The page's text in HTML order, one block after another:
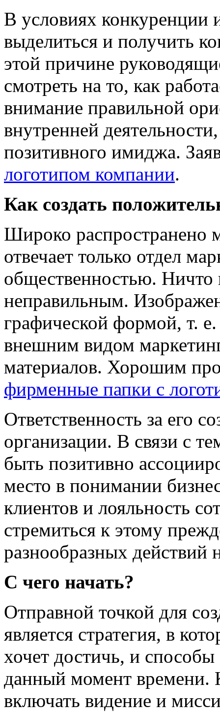
В условиях конкуренции
выделиться и получить
этой причине
смотреть на то, как
внимание правильной
внутренней
позитивного имиджа.
логотипом компании.
Как создать
Широко распространено
отвечает только отдел
общественностью. Ничто
неправильным.
графической формой, т.
внешним видом
материалов. Хорошим
фирменные папки с
Ответственность за его
организации. В связи с
быть позитивно
место в понимании
клиентов и лояльность
стремиться к этому
разнообразных действий
С чего начать?
Отправной точкой для
является стратегия, в
хочет достичь, и способы
данный момент времени.
включать видение и